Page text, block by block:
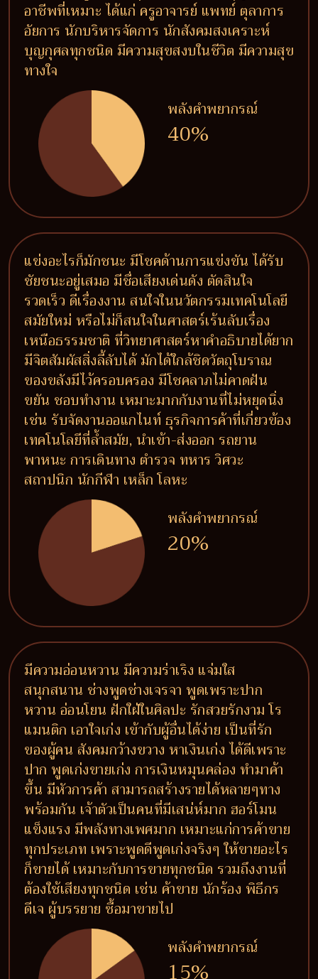
อาชีพที่เหมาะ ได้แก่ ครูอาจารย์ แพทย์ ตุลาการ
อัยการ นักบริหารจัดการ นักสังคมสงเคราะห์
บุญกุศลทุกชนิด มีความสุขสงบในชีวิต มีความสุข
ทางใจ
พลังคำพยากรณ์
40%
แข่งอะไรก็มักชนะ มีโชคด้านการแข่งขัน ได้รับ
ชัยชนะอยู่เสมอ มีชื่อเสียงเด่นดัง ตัดสินใจ
รวดเร็ว ดีเรื่องงาน สนใจในนวัตกรรมเทคโนโลยี
สมัยใหม่ หรือไม่ก็สนใจในศาสตร์เร้นลับเรื่อง
เหนือธรรมชาติ ที่วิทยาศาสตร์หาคำอธิบายได้ยาก
มีจิตสัมผัสสิ่งลี้ลับได้ มักได้ใกล้ชิดวัตถุโบราณ
ของขลังมีไว้ครอบครอง มีโชคลาภไม่คาดฝัน
ขยัน ชอบทำงาน เหมาะมากกับงานที่ไม่หยุดนิ่ง
เช่น รับจัดงานออแกไนท์ ธุรกิจการค้าที่เกี่ยวข้อง
เทคโนโลยีที่ล้ำสมัย, นำเข้า-ส่งออก รถยาน
พาหนะ การเดินทาง ตำรวจ ทหาร วิศวะ
สถาปนิก นักกีฬา เหล็ก โลหะ
พลังคำพยากรณ์
20%
มีความอ่อนหวาน มีความร่าเริง แจ่มใส
สนุกสนาน ช่างพูดช่างเจรจา พูดเพราะปาก
หวาน อ่อนโยน ฝักใฝ่ในศิลปะ รักสวยรักงาม โร
แมนติก เอาใจเก่ง เข้ากับผู้อื่นได้ง่าย เป็นที่รัก
ของผู้คน สังคมกว้างขวาง หาเงินเก่ง ได้ดีเพราะ
ปาก พูดเก่งขายเก่ง การเงินหมุนคล่อง ทำมาค้า
ขึ้น มีหัวการค้า สามารถสร้างรายได้หลายๆทาง
พร้อมกัน เจ้าตัวเป็นคนที่มีเสน่ห์มาก ฮอร์โมน
แข็งแรง มีพลังทางเพศมาก เหมาะแก่การค้าขาย
ทุกประเภท เพราะพูดดีพูดเก่งจริงๆ ให้ขายอะไร
ก็ขายได้ เหมาะกับการขายทุกชนิด รวมถึงงานที่
ต้องใช้เสียงทุกชนิด เช่น ค้าขาย นักร้อง พิธีกร
ดีเจ ผู้บรรยาย ซื้อมาขายไป
พลังคำพยากรณ์